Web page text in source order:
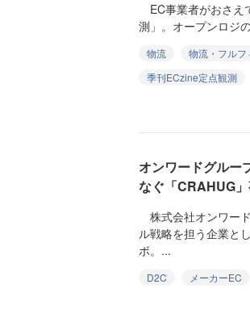
EC事業者がおさえ
測」。オープンロジ
物流 物流・フルフ
季刊ECzine定点観測
オンワードグル
なぐ「CRAHUG
株式会社オンワー
ル戦略を担う企業と
ボ。...
D2C メーカーEC